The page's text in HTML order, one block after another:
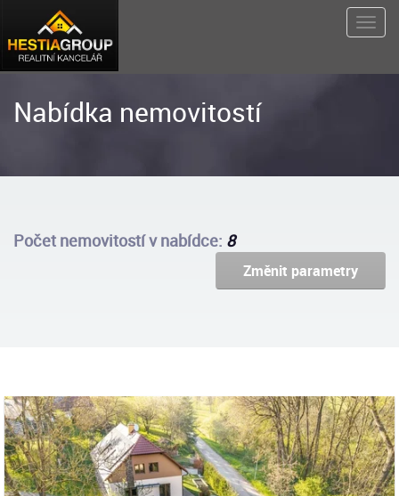
Nabídka nemovitostí
Počet nemovitostí v nabídce: 8
Změnit parametry